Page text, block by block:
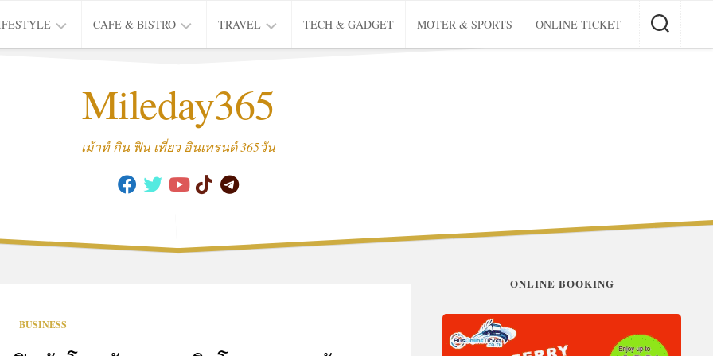
MOVIE
SERIES
CAFE & BISTRO
CAFE
TRAVEL
THAI
TRIP
TECH & GADGET MOTER & SPORTS ONLINE TICKET
Mileday365
เม้าท์ กิน ฟิน เที่ยว อินเทรนด์ 365วัน
BUSINESS
ONLINE BOOKING